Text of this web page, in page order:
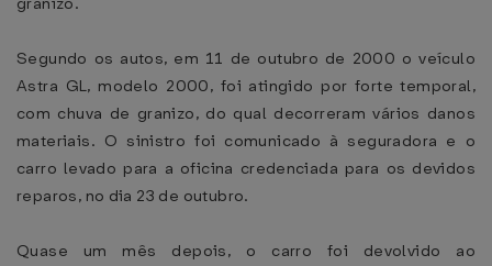
Segundo os autos, em 11 de outubro de 2000 o veículo
Astra GL, modelo 2000, foi atingido por forte temporal,
com chuva de granizo, do qual decorreram vários danos
materiais. O sinistro foi comunicado à seguradora e o
carro levado para a oficina credenciada para os devidos
reparos, no dia 23 de outubro.
Quase um mês depois, o carro foi devolvido ao